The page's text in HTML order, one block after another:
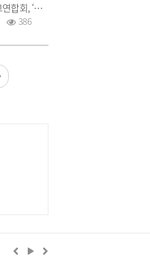
구리시기독교연합회, ‘가스펠 코리아 페스트 액션 발대식’ 개최
386
구리시의회